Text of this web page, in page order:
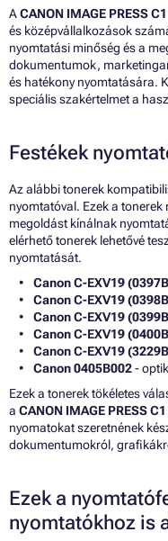
ACANON IMAGE PRESS C1
és középvállalkozások
nyomtatási minőség és a
dokumentumok,
és hatékony nyomtatására.
speciális szakértelmet a
Festékek
Az alábbi tonerek
nyomtatóval. Ezek a
megoldást kínálnak
elérhető tonerek lehetővé
nyomtatását.
Canon C-EXV19
Canon C-EXV19
Canon C-EXV19
Canon C-EXV19
Canon C-EXV19
Canon 0405B002-
Ezek a tonerek tökéletes
a CANON IMAGE PRESS C1
nyomatokat szeretnének
dokumentumokról,
Ezek a
nyomtatókhoz is